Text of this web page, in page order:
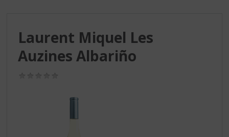
Laurent Miquel Les
Auzines Albariño